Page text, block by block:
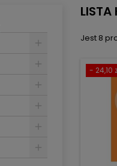
LISTA
Jest 8
- 24,10